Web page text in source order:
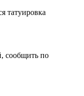
татуировка
сообщить по